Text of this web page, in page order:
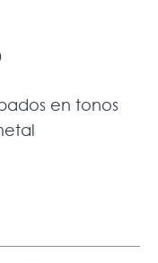
en tonos